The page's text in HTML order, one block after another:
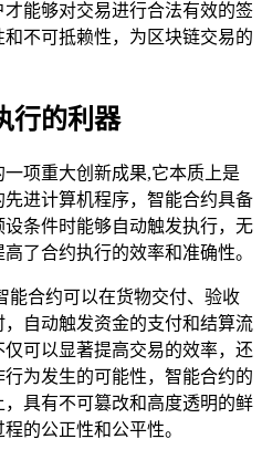
能够对交易进行合法有效的签
不可抵赖性，为区块链交易的
行的利器
项重大创新成果,它本质上是
进计算机程序，智能合约具备
条件时能够自动触发执行，无
了合约执行的效率和准确性。
能合约可以在货物交付、验收
自动触发资金的支付和结算流
可以显著提高交易的效率，还
为发生的可能性，智能合约的
具有不可篡改和高度透明的鲜
的公正性和公平性。